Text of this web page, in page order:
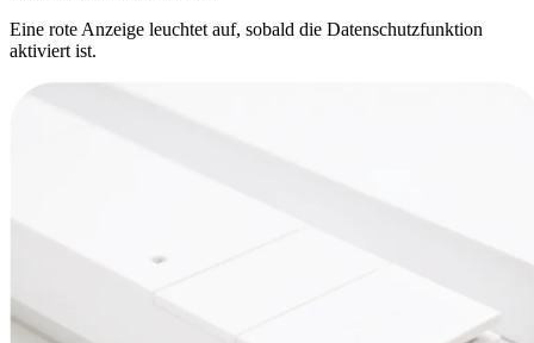
Eine rote Anzeige leuchtet auf, sobald die Datenschutzfunktion
aktiviert ist.